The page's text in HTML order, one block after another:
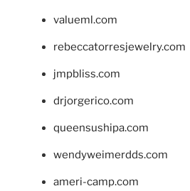
valueml.com
rebeccatorresjewelry.com
jmpbliss.com
drjorgerico.com
queensushipa.com
wendyweimerdds.com
ameri-camp.com